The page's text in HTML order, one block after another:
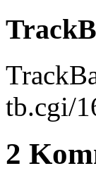
tb.cgi/
2